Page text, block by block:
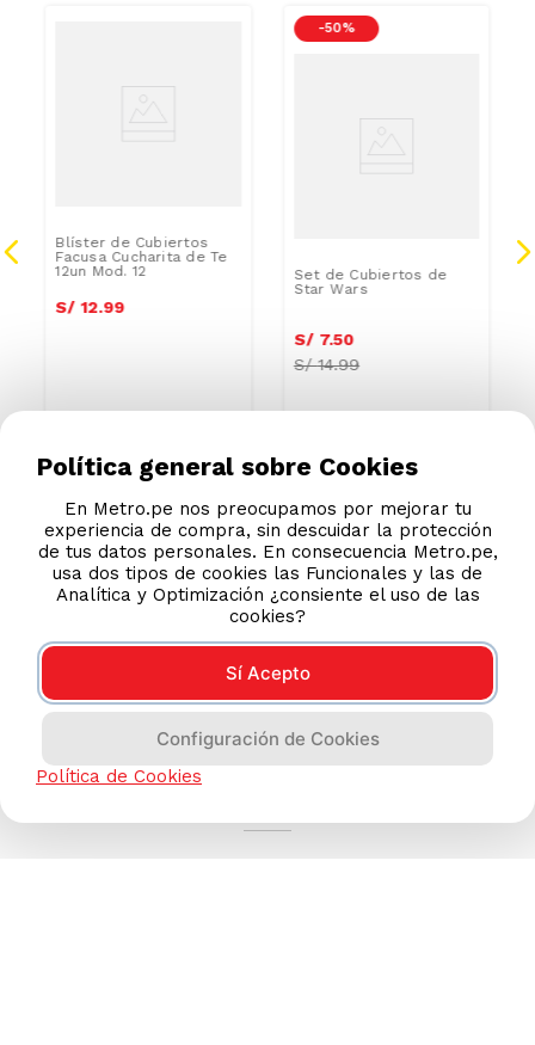
Blíster de Cubiertos
Facusa Cucharita de Te
12un Mod. 12
S/ 12.99
-50 %
Set de Cubiertos de
Star Wars
S/ 7.50
S/14.99
Política general sobre Cookies
En Metro.pe nos preocupamos por mejorar tu
experiencia de compra, sin descuidar la protección
de tus datos personales. En consecuencia Metro.pe,
usa dos tipos de cookies las Funcionales y las de
Analítica y Optimización ¿consiente el uso de las
cookies?
Sí Acepto
Configuración de Cookies
Política de Cookies